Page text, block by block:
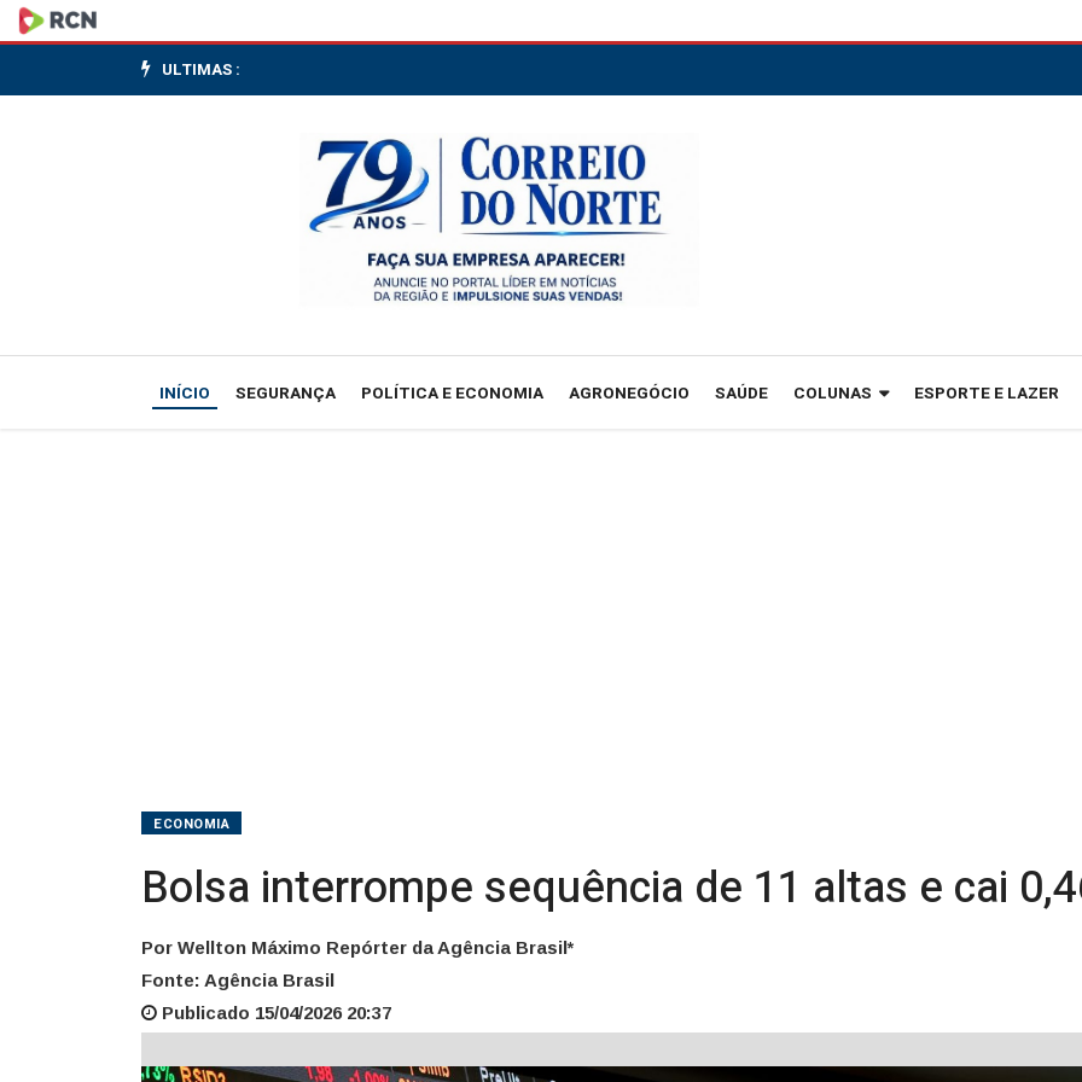
Bolsa
interrompe
e
ULTIMAS :
INÍCIO SEGURANÇA POLÍTICA E ECONOMIA AGRONEGÓCIO SAÚDE COLUNAS ESPORTE E LAZER
ECONOMIA
Bolsa interrompe sequência de 11 altas e cai
Por Wellton Máximo Repórter da Agência Brasil*
Fonte: Agência Brasil
Publicado 15/04/2026 20:37